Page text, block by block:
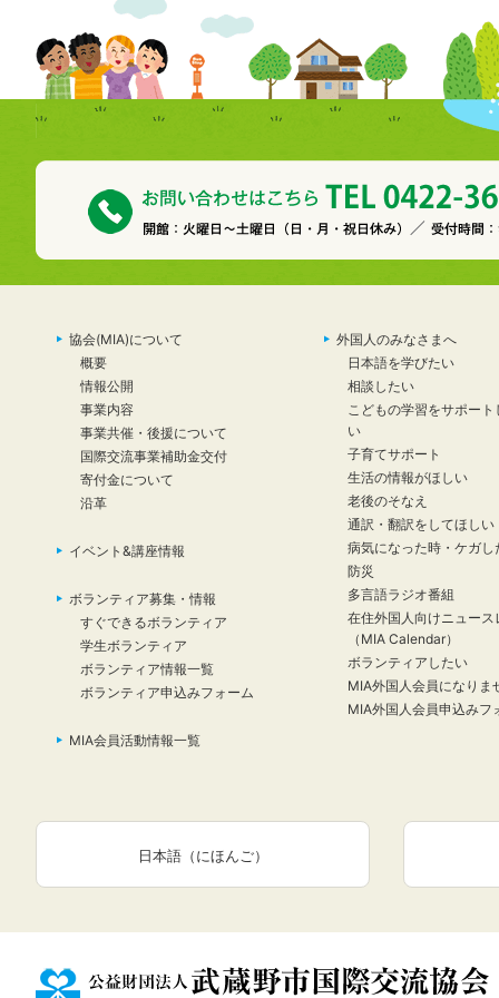
協会(MIA)について
概要
情報公開
事業内容
事業共催・後援について
国際交流事業補助金交付
寄付金について
沿革
イベント&講座情報
ボランティア募集・情報
すぐできるボランティア
学生ボランティア
ボランティア情報一覧
ボランティア申込みフォーム
MIA会員活動情報一覧
外国人のみなさまへ
日本語を学びたい
相談したい
こどもの学習をサポート
い
子育てサポート
生活の情報がほしい
老後のそなえ
通訳・翻訳をしてほしい
病気になった時・ケガし
防災
多言語ラジオ番組
在住外国人向けニュース
（MIA Calendar）
ボランティアしたい
MIA外国人会員になりま
MIA外国人会員申込みフ
日本語（にほんご）